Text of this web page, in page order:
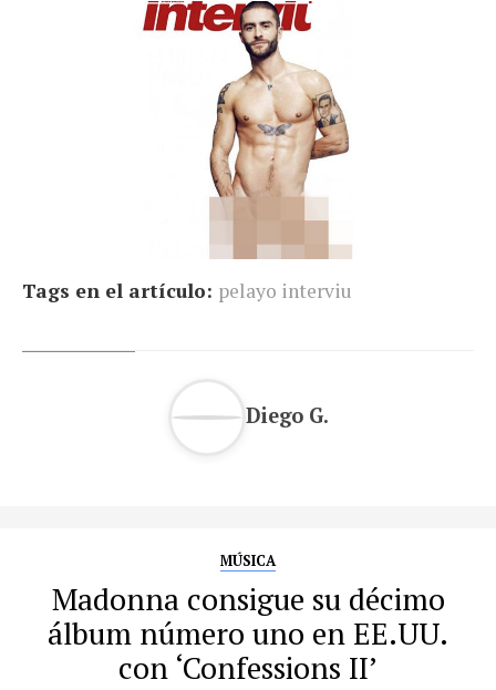
Tags en el artículo: pelayo interviu
Diego G.
MÚSICA
Madonna consigue su décimo
álbum número uno en EE.UU.
con ‘Confessions II’